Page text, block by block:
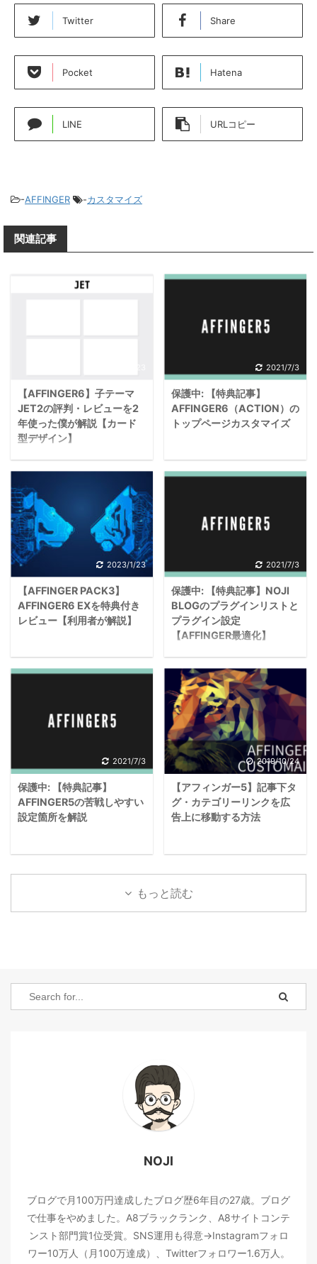
Twitter Share
Pocket Hatena
LINE URLコピー
-AFFINGER -カスタマイズ
関連記事
【AFFINGER6】子テーマ
JET2の評判・レビューを2
年使った僕が解説【カード
型デザイン】
AFFINGER6のJET2っ
てどんな特徴があるのか
な？ 具体的に利用者から
の解説が聞きたいな。
こんな悩みに答えます。
この記事を書いている
僕は、現在AFFINGERの
子テーマJETを使用して
が、JETのメリット・デ
AFFINGERをこれから導
なっているという方は、
参考になる記事か ...
2021/7/3
保護中: 【特典記事】
AFFINGER6（ACTION）の
トップページカスタマイズ
この投稿はパスワードで
文はありません。
2023/1/23
【AFFINGER PACK3】
AFFINGER6 EXを特典付き
レビュー【利用者が解説】
『AFFINGER6』と
っています。
AFFINGER6 EXと有料プ
ている『AFFINGER
PACK3』も気になってい
るので、具体的に知りた
いな。 このような悩み
『AFFINGER PACK3』の
詳細について解説してい
2021/7/3
保護中: 【特典記事】NOJI
BLOGのプラグインリストと
プラグイン設定
【AFFINGER最適化】
この投稿はパスワードで
保護されているため抜粋
文はありません。
2021/7/3
保護中: 【特典記事】
AFFINGER5の苦戦しやすい
設定箇所を解説
この投稿はパスワードで
保護されているため抜粋
文はありません。
2019/10/24
【アフィンガー5】記事下タ
グ・カテゴリーリンクを広
告上に移動する方法
こんにちは、NOJIで
す。 今回はアフィンガ
ー5の「記事下タグ・カ
前提としてGoogleアド
センスの広告を設定して
ました。 おそらく広告
下にリンクが配置されて
いるよりも、露出度が上
がるためリンクのクリッ
す。 広告の方がクリッ
トの位置 ...
もっと読む
NOJI
ブログで月100万円達成したブログ歴6年目の27歳。ブログ
で仕事をやめました。A8ブラックランク、A8サイトコンテ
ンスト部門賞1位受賞。SNS運用も得意→Instagramフォロ
ワー10万人（月100万達成）、Twitterフォロワー1.6万人。